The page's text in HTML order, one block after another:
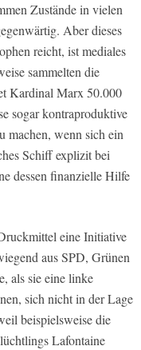
Zustände in vielen
Aber dieses
reicht, ist mediales
sammelten die
Kardinal Marx 50.000
sogar kontraproduktive
machen, wenn sich ein
Schiff explizit bei
dessen finanzielle Hilfe
eine Initiative
aus SPD, Grünen
als sie eine linke
sich nicht in der Lage
beispielsweise die
Lafontaine